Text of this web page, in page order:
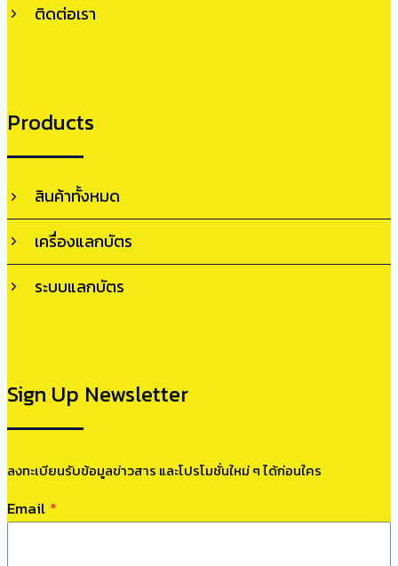
ติดต่อเรา
Products
สินค้าทั้งหมด
เครื่องแลกบัตร
ระบบแลกบัตร
Sign Up Newsletter
ลงทะเบียนรับข้อมูลข่าวสาร และโปรโมชั่นใหม่ ๆ ได้ก่อนใคร
Email *